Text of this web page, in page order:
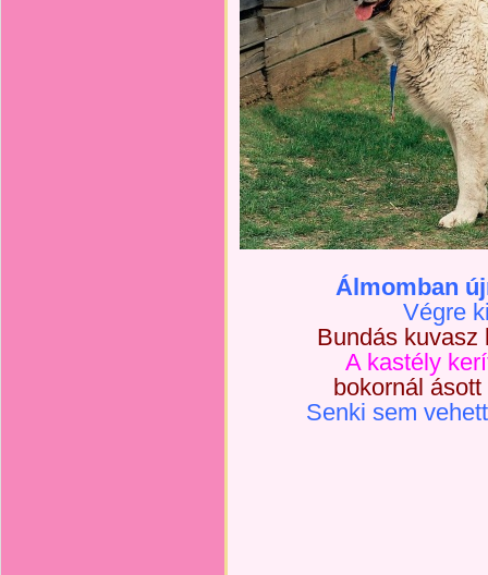
Álmomban
Végre
Bundás kuvasz
A kastély
bokornál
Senki sem